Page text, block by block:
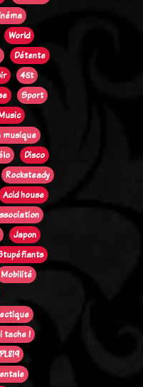
World
Détente
45t
Sport
musique
Disco
Rocksteady
Acid house
Japon
Mobilité
tache !